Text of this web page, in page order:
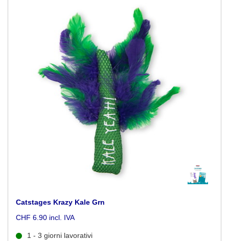
Catstages Krazy Kale Grn
CHF 6.90 incl. IVA
1 - 3 giorni lavorativi